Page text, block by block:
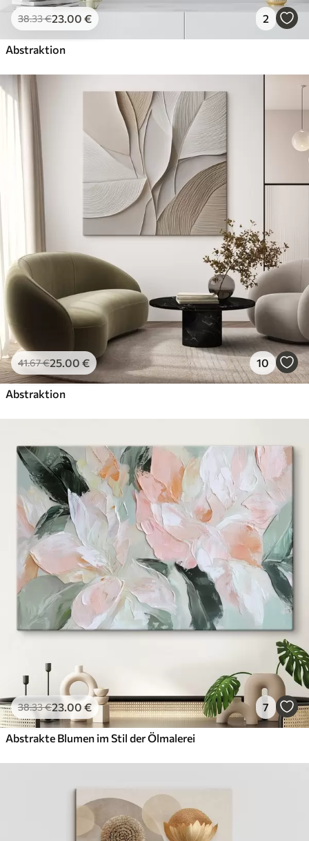
38.33€23.00 € 2
Abstraktion
41.67€25.00 € 10
Abstraktion
38.33€23.00 € 7
Abstrakte Blumen im Stil der Ölmalerei